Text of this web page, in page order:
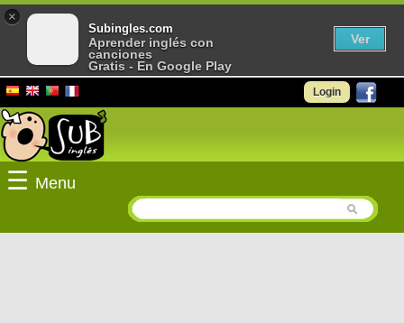
Login
☰ Menu
×
Subingles.com
Aprender inglés con
canciones
Gratis - En Google Play
Ver